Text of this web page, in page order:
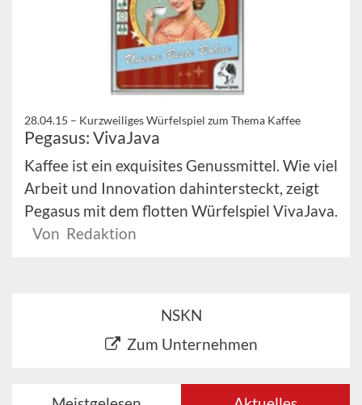
28.04.15 – Kurzweiliges Würfelspiel zum Thema Kaffee
Pegasus: VivaJava
Kaffee ist ein exquisites Genussmittel. Wie viel
Arbeit und Innovation dahintersteckt, zeigt
Pegasus mit dem flotten Würfelspiel VivaJava.
Von Redaktion
NSKN
Zum Unternehmen